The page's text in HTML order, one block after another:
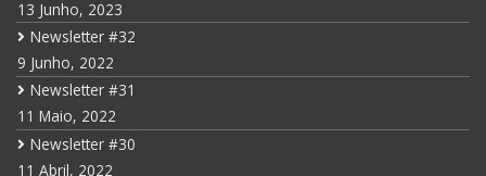
13 Junho, 2023
Newsletter #32
9 Junho, 2022
Newsletter #31
11 Maio, 2022
Newsletter #30
11 Abril, 2022